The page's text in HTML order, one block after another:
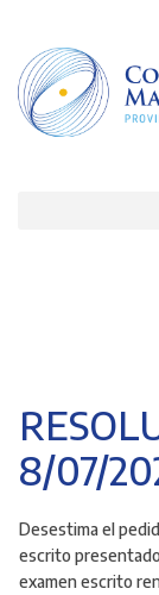
contenido
principal
8/07/
Desestima el
escrito
examen escrito